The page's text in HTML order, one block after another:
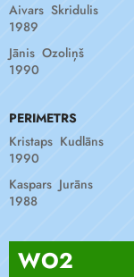
Aivars Skridulis
1989
Jānis Ozoliņš
1990
PERIMETRS
Kristaps Kudlāns
1990
Kaspars Jurāns
1988
WO2